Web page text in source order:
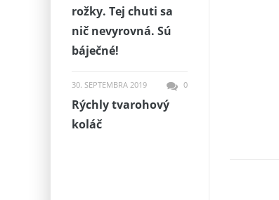
rožky. Tej chuti sa
nič nevyrovná. Sú
báječné!
30. SEPTEMBRA 2019 0
Rýchly tvarohový
koláč